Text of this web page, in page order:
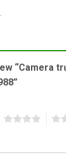
“Camera